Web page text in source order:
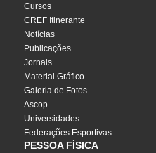
Cursos
CREF Itinerante
Notícias
Publicações
Jornais
Material Gráfico
Galeria de Fotos
Ascop
Universidades
Federações Esportivas
PESSOA FÍSICA